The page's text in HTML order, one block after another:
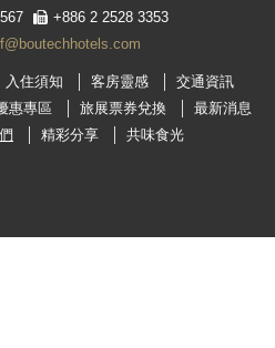
+886 2 2528 3353
入住須知 客房靈感
交通資訊
惠專區 旅展票券兌換
最新消息
精彩分享 共味食光